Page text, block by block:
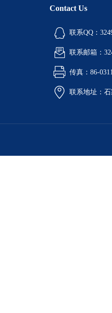
Contact Us
联系QQ：
联系邮箱：
传真：86-
联系地址：